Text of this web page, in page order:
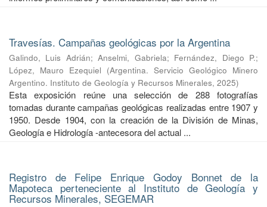
Travesías. Campañas geológicas por la Argentina
Galindo, Luis Adrián;Anselmi, Gabriela; Fernández, Diego P.;
López, Mauro Ezequiel (Argentina. Servicio Geológico Minero
Argentino. Instituto de Geología y Recursos Minerales, 2025)
Esta exposición reúne una selección de 288 fotografías
tomadas durante campañas geológicas realizadas entre 1907 y
1950. Desde 1904, con la creación de la División de Minas,
Geología e Hidrología -antecesora del actual ...
Registro de Felipe Enrique Godoy Bonnet de la
Mapoteca perteneciente al Instituto de Geología y
Recursos Minerales, SEGEMAR